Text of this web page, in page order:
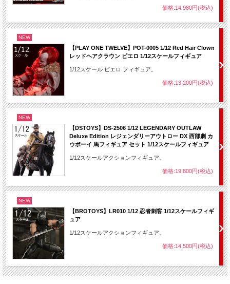
価格:14,980円(税込)
NEW
【PLAY ONE TWELVE】POT-0005 1/12 Red Hair Clown
レッドヘアクラウン ピエロ 1/12スケールフィギュア
1/12スケール ピエロ フィギュア。
価格:13,200円(税込)
NEW
【DSTOYS】DS-2506 1/12 LEGENDARY OUTLAW
Deluxe Edition レジェンダリーアウトロー DX 西部劇 カ
ウボーイ 馬フィギュア セット 1/12スケールフィギュア
1/12スケールアクションフィギュア。
価格:19,800円(税込)
NEW
【BROTOYS】LR010 1/12 忍者刺客 1/12スケールフィギ
ュア
1/12スケールアクションフィギュア。
価格:14,500円(税込)